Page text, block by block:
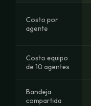
Costo por
agente
Costo equipo
de 10 agentes
Bandeja
compartida